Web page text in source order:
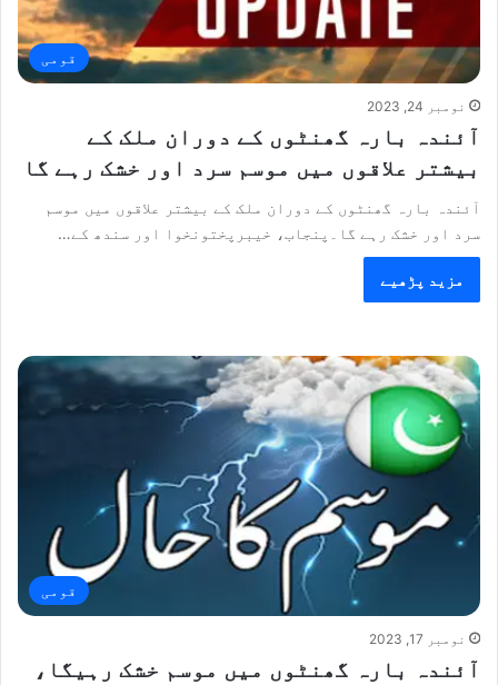
قومی
نومبر 24, 2023
آئندہ بارہ گھنٹوں کے دوران ملک کے
بیشتر علاقوں میں موسم سرد اور خشک رہے گا
آئندہ بارہ گھنٹوں کے دوران ملک کے بیشتر علاقوں میں موسم
سرد اور خشک رہے گا۔پنجاب، خیبرپختونخوا اور سندھ کے…
مزید پڑھیے
قومی
نومبر 17, 2023
آئندہ بارہ گھنٹوں میں موسم خشک رہیگا،